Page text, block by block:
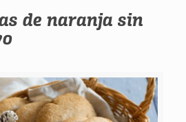
de naranja sin